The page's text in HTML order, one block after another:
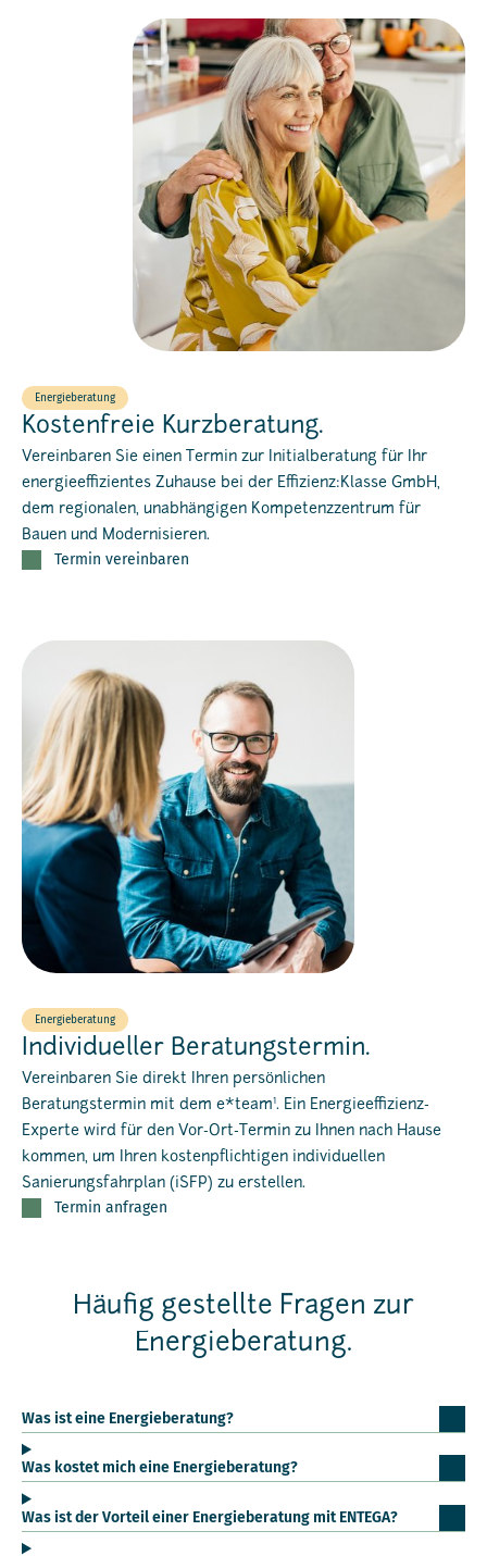
Energieberatung
Kostenfreie Kurzberatung.
Vereinbaren Sie einen Termin zur Initialberatung für Ihr
energieeffizientes Zuhause bei der Effizienz:Klasse GmbH,
dem regionalen, unabhängigen Kompetenzzentrum für
Bauen und Modernisieren.
Termin vereinbaren
Energieberatung
Individueller Beratungstermin.
Vereinbaren Sie direkt Ihren persönlichen
Beratungstermin mit dem e*team1. Ein Energieeffizienz-
Experte wird für den Vor-Ort-Termin zu Ihnen nach Hause
kommen, um Ihren kostenpflichtigen individuellen
Sanierungsfahrplan (iSFP) zu erstellen.
Termin anfragen
Häufig gestellte Fragen zur
Energieberatung.
Was ist eine Energieberatung?
Was kostet mich eine Energieberatung?
Was ist der Vorteil einer Energieberatung mit ENTEGA?